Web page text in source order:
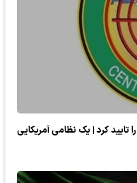
اردن را تایید کرد | یک نظامی آمریکایی